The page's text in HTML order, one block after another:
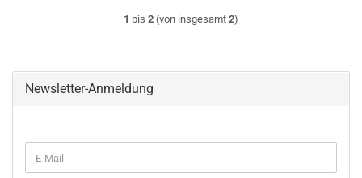
1 bis 2 (von insgesamt 2)
Newsletter-Anmeldung
ZUR
E-
Mail